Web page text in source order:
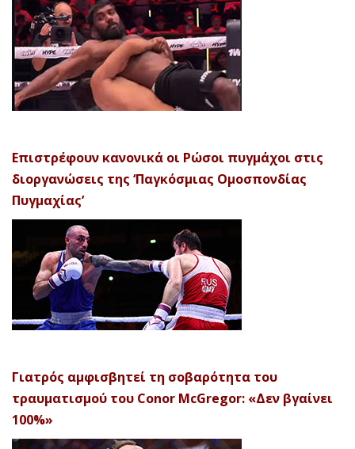
Επιστρέφουν κανονικά οι Ρώσοι πυγμάχοι στις
διοργανώσεις της ‘Παγκόσμιας Ομοσπονδίας
Πυγμαχίας’
Γιατρός αμφισβητεί τη σοβαρότητα του
τραυματισμού του Conor McGregor: «Δεν βγαίνει
100%»